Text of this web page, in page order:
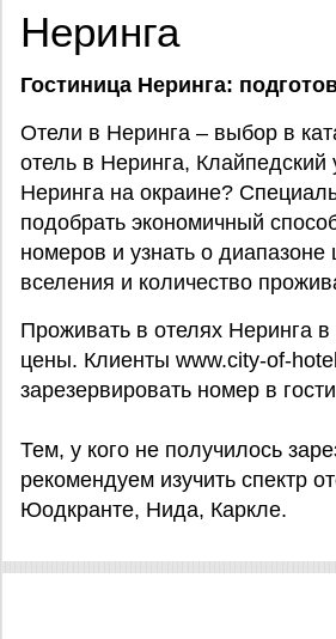
Неринга
Гостиница Неринга:
Отели в Неринга – выбор в
отель в Неринга,
Неринга на окраине?
подобрать экономичный
номеров и узнать о
вселения и количество
Проживать в отелях Неринга
цены. Клиенты www.city-of-
зарезервировать номер в
Тем, у кого не получилось
рекомендуем изучить спектр
Юодкранте, Нида, Каркле.